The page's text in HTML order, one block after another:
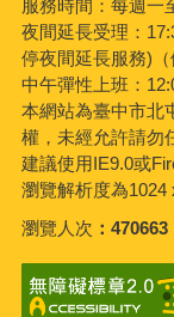
服務時間：每週一
夜間延長受理：
停夜間延長服務)
中午彈性上班：
本網站為臺中市北
權，未經允許請勿
建議使用IE9.0或
瀏覽解析度為1024
瀏覽人次
470663